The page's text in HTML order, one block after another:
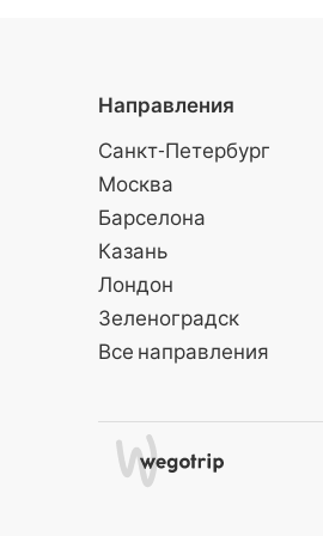
Направления
Санкт-Петербург
Москва
Барселона
Казань
Лондон
Зеленоградск
Все направления